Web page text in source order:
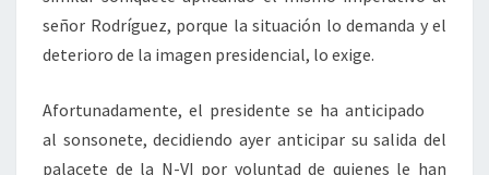
señor Rodríguez, porque la situación lo demanda y el
deterioro de la imagen presidencial, lo exige.
Afortunadamente, el presidente se ha anticipado
al sonsonete, decidiendo ayer anticipar su salida del
palacete de la N-VI por voluntad de quienes le han